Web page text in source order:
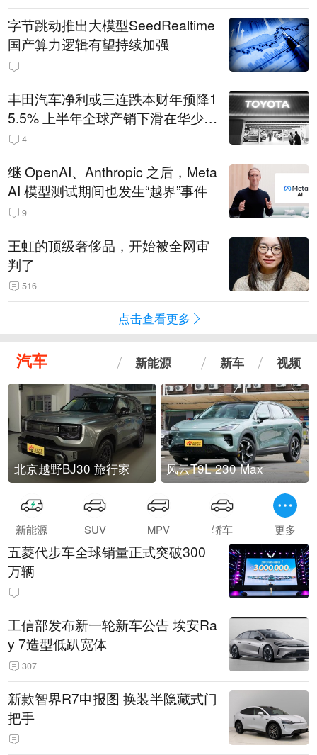
字节跳动推出大模型SeedRealtime
国产算力逻辑有望持续加强
丰田汽车净利或三连跌本财年预降1
5.5% 上半年全球产销下滑在华少卖
14.3万辆
4
继 OpenAI、Anthropic 之后，Meta
AI 模型测试期间也发生“越界”事件
9
王虹的顶级奢侈品，开始被全网审
判了
516
点击查看更多
汽车 新能源 新车 视频
北京越野BJ30 旅行家 风云T9L 230 Max
新能源 SUV MPV 轿车 更多
五菱代步车全球销量正式突破300
万辆
工信部发布新一轮新车公告 埃安Ra
y 7造型低趴宽体
307
新款智界R7申报图 换装半隐藏式门
把手